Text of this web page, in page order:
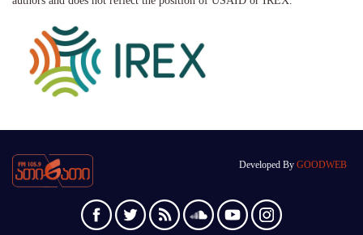
Developed By GOODWEB